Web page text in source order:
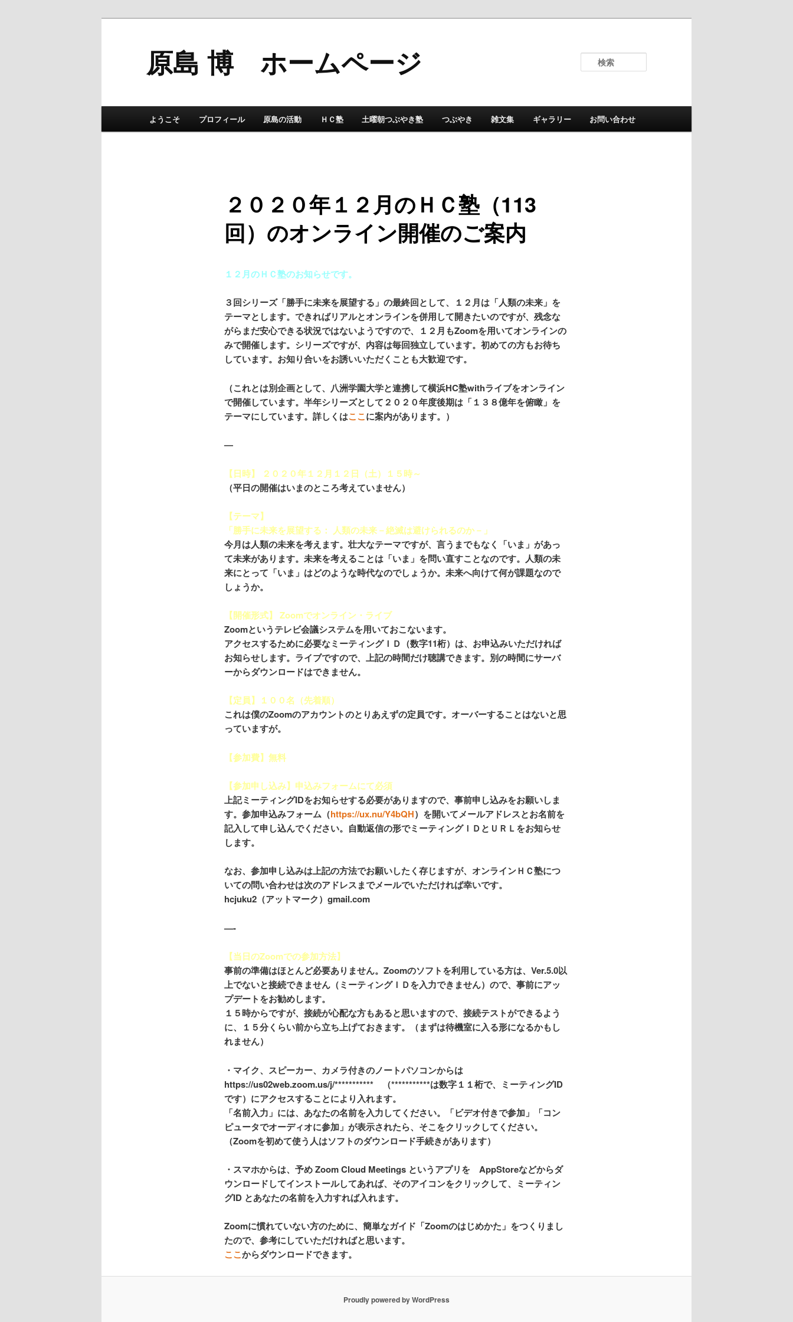
原島 博 ホームページ
メインメニュー
メインコンテンツへ移動
サブコンテンツへ移動
ようこそ プロフィール 原島の活動 ＨＣ塾 土曜朝つぶやき塾 つぶやき 雑文集 ギャラリー お問い合わせ
２０２０年１２月のＨＣ塾（113
回）のオンライン開催のご案内
１２月のＨＣ塾のお知らせです。
３回シリーズ「勝手に未来を展望する」の最終回として、１２月は「人類の未来」を
テーマとします。できればリアルとオンラインを併用して開きたいのですが、残念な
がらまだ安心できる状況ではないようですので、１２月もZoomを用いてオンラインの
みで開催します。シリーズですが、内容は毎回独立しています。初めての方もお待ち
しています。お知り合いをお誘いいただくことも大歓迎です。
（これとは別企画として、八洲学園大学と連携して横浜HC塾withライブをオンライン
で開催しています。半年シリーズとして２０２０年度後期は「１３８億年を俯瞰」を
テーマにしています。詳しくはここに案内があります。）
—
【日時】 ２０２０年１２月１２日（土）１５時～
（平日の開催はいまのところ考えていません）
【テーマ】
「勝手に未来を展望する： 人類の未来－絶滅は避けられるのか－」
今月は人類の未来を考えます。壮大なテーマですが、言うまでもなく「いま」があっ
て未来があります。未来を考えることは「いま」を問い直すことなのです。人類の未
来にとって「いま」はどのような時代なのでしょうか。未来へ向けて何が課題なので
しょうか。
【開催形式】 Zoomでオンライン・ライブ
Zoomというテレビ会議システムを用いておこないます。
アクセスするために必要なミーティングＩＤ（数字11桁）は、お申込みいただければ
お知らせします。ライブですので、上記の時間だけ聴講できます。別の時間にサーバ
ーからダウンロードはできません。
【定員】１００名（先着順）
これは僕のZoomのアカウントのとりあえずの定員です。オーバーすることはないと思
っていますが。
【参加費】無料
【参加申し込み】申込みフォームにて必須
上記ミーティングIDをお知らせする必要がありますので、事前申し込みをお願いしま
す。参加申込みフォーム（https://ux.nu/Y4bQH）を開いてメールアドレスとお名前を
記入して申し込んでください。自動返信の形でミーティングＩＤとＵＲＬをお知らせ
します。
なお、参加申し込みは上記の方法でお願いしたく存じますが、オンラインＨＣ塾につ
いての問い合わせは次のアドレスまでメールでいただければ幸いです。
hcjuku2（アットマーク）gmail.com
—-
【当日のZoomでの参加方法】
事前の準備はほとんど必要ありません。Zoomのソフトを利用している方は、Ver.5.0以
上でないと接続できません（ミーティングＩＤを入力できません）ので、事前にアッ
プデートをお勧めします。
１５時からですが、接続が心配な方もあると思いますので、接続テストができるよう
に、１５分くらい前から立ち上げておきます。（まずは待機室に入る形になるかもし
れません）
・マイク、スピーカー、カメラ付きのノートパソコンからは
https://us02web.zoom.us/j/*********** （***********は数字１１桁で、ミーティングID
です）にアクセスすることにより入れます。
「名前入力」には、あなたの名前を入力してください。「ビデオ付きで参加」「コン
ピュータでオーディオに参加」が表示されたら、そこをクリックしてください。
（Zoomを初めて使う人はソフトのダウンロード手続きがあります）
・スマホからは、予め Zoom Cloud Meetings というアプリを AppStoreなどからダ
ウンロードしてインストールしてあれば、そのアイコンをクリックして、ミーティン
グID とあなたの名前を入力すれば入れます。
Zoomに慣れていない方のために、簡単なガイド「Zoomのはじめかた」をつくりまし
たので、参考にしていただければと思います。
ここからダウンロードできます。
Proudly powered by WordPress